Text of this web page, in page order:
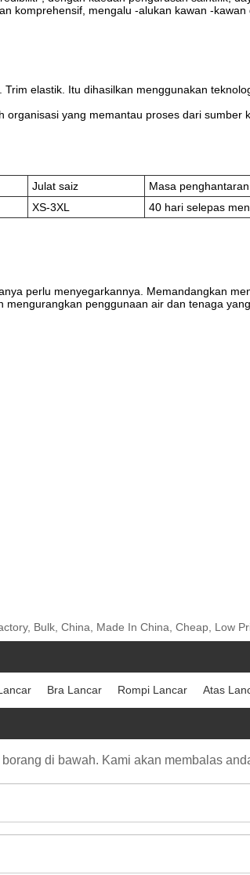
komprehensif, mengalu -alukan kawan -
elastik. Itu dihasilkan menggunakan
yang memantau proses dari sumber
Julat saiz
Masa penghantaran
XS-3XL 40 hari selepas
perlu menyegarkannya. Memandangkan
penggunaan air dan tenaga
Bulk, China, Made In China, Cheap, Low
Bra Lancar Rompi Lancar Atas
di bawah. Kami akan membalas